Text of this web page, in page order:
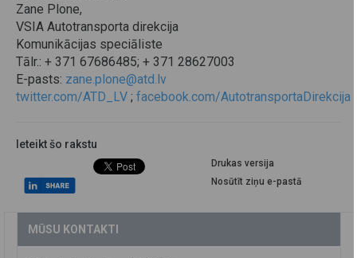
Zane Plone,
VSIA Autotransporta direkcija
Komunikācijas speciāliste
Tālr.: + 371 67686485; + 371 28627003
E-pasts: zane.plone@atd.lv
twitter.com/ATD_LV ; facebook.com/AutotransportaDirekcija
Ieteikt šo rakstu
Drukas versija
Nosūtīt ziņu e-pastā
MŪSU KONTAKTI